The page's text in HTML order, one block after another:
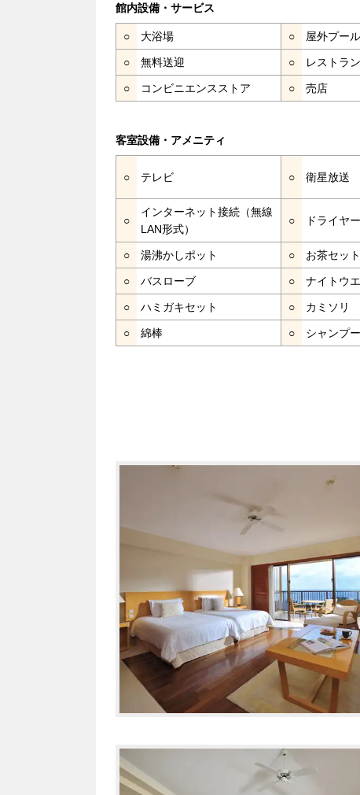
館内設備・サービス
○ 大浴場 ○ 屋外プール
○ 無料送迎 ○ レストラン
○ コンビニエンスストア ○ 売店
客室設備・アメニティ
○ テレビ ○ 衛星放送
○
インターネット接続（無線
LAN形式）
○ ドライヤー
○ 湯沸かしポット ○ お茶セット
○ バスローブ ○ ナイトウ
○ ハミガキセット ○ カミソリ
○ 綿棒 ○ シャンプー